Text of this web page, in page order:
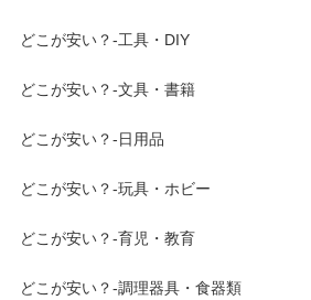
どこが安い？-工具・DIY
どこが安い？-文具・書籍
どこが安い？-日用品
どこが安い？-玩具・ホビー
どこが安い？-育児・教育
どこが安い？-調理器具・食器類